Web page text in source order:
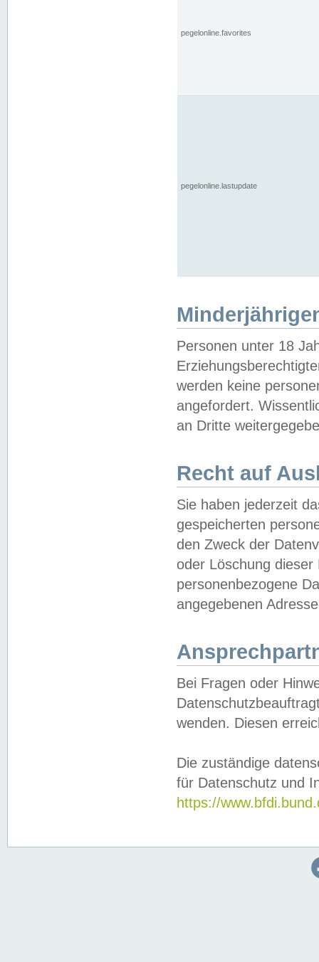
pegelonline.favorites
pegelonline.lastupdate
Personen unter 18
werden keine
angefordert.
an Dritte
Recht auf
Sie haben jederzeit
gespeicherten
den Zweck der
oder Löschung
personenbezogene
angegebenen
Bei Fragen oder
wenden. Diesen
Die zuständige
für Datenschutz und
https://